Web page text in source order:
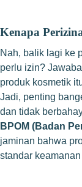
Kenapa
Nah, balik lagi ke
perlu izin?
produk kosmetik
Jadi, penting
dan tidak
BPOM (Badan
jaminan bahwa
standar